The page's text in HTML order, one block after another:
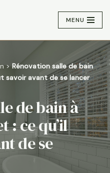
MENU
> Rénovation salle de bain
savoir avant de se lancer
de bain à
: ce qu’il
de se